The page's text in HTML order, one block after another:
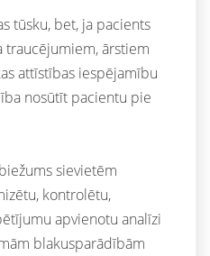
bet, ja pacients
traucējumiem, ārstiem
attīstības iespējamību
nosūtīt pacientu pie
sievietēm
kontrolētu,
apvienotu analīzi
blakusparādībām